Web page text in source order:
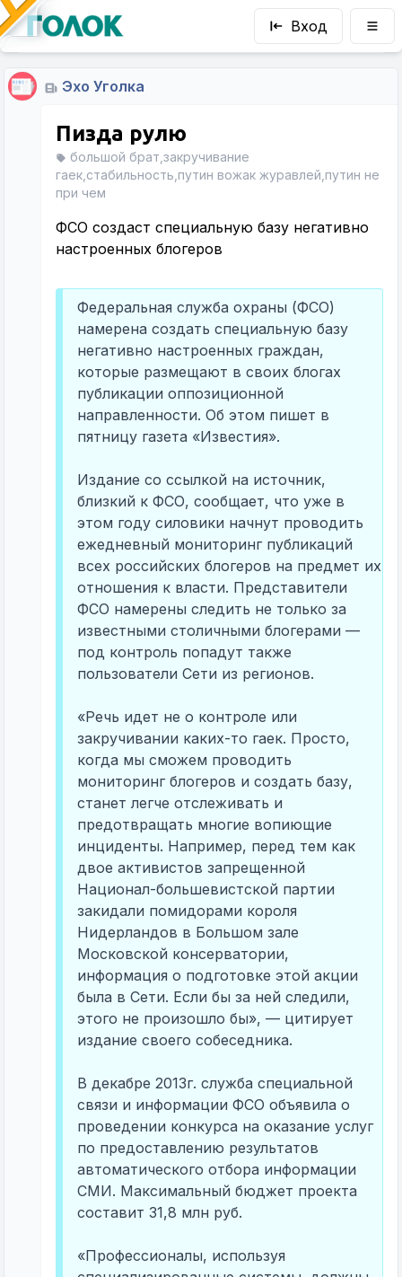
Вход
Эхо Уголка
Пизда рулю
большой брат,закручивание
гаек,стабильность,путин вожак журавлей,путин не
при чем
ФСО создаст специальную базу негативно
настроенных блогеров
Федеральная служба охраны (ФСО)
намерена создать специальную базу
негативно настроенных граждан,
которые размещают в своих блогах
публикации оппозиционной
направленности. Об этом пишет в
пятницу газета «Известия».
Издание со ссылкой на источник,
близкий к ФСО, сообщает, что уже в
этом году силовики начнут проводить
ежедневный мониторинг публикаций
всех российских блогеров на предмет их
отношения к власти. Представители
ФСО намерены следить не только за
известными столичными блогерами —
под контроль попадут также
пользователи Сети из регионов.
«Речь идет не о контроле или
закручивании каких-то гаек. Просто,
когда мы сможем проводить
мониторинг блогеров и создать базу,
станет легче отслеживать и
предотвращать многие вопиющие
инциденты. Например, перед тем как
двое активистов запрещенной
Национал-большевистской партии
закидали помидорами короля
Нидерландов в Большом зале
Московской консерватории,
информация о подготовке этой акции
была в Сети. Если бы за ней следили,
этого не произошло бы», — цитирует
издание своего собеседника.
В декабре 2013г. служба специальной
связи и информации ФСО объявила о
проведении конкурса на оказание услуг
по предоставлению результатов
автоматического отбора информации
СМИ. Максимальный бюджет проекта
составит 31,8 млн руб.
«Профессионалы, используя